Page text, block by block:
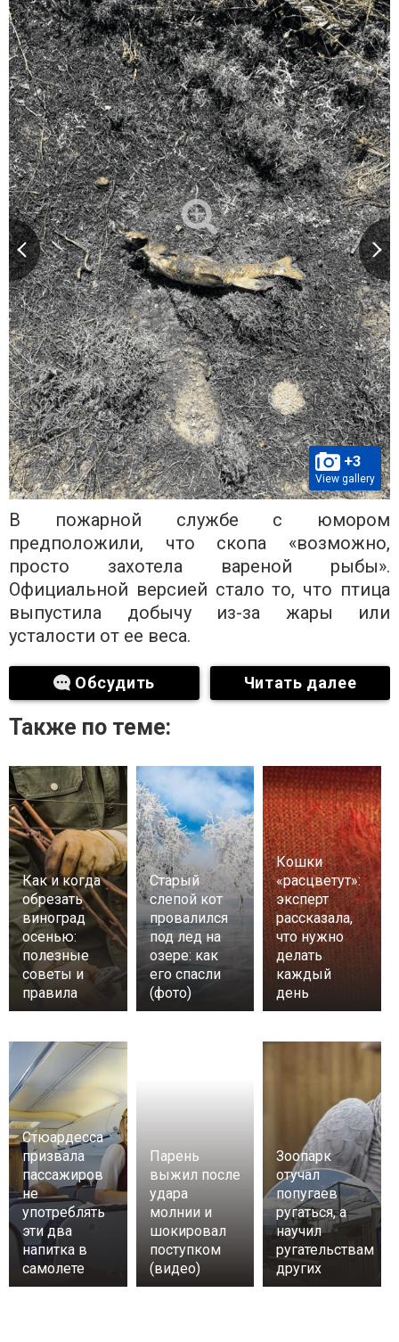
+3
View gallery
В пожарной службе с юмором
предположили, что скопа «возможно,
просто захотела вареной рыбы».
Официальной версией стало то, что птица
выпустила добычу из-за жары или
усталости от ее веса.
Обсудить Читать далее
Также по теме:
Как и когда
обрезать
виноград
осенью:
полезные
советы и
правила
Старый
слепой кот
провалился
под лед на
озере: как
его спасли
(фото)
Кошки
«расцветут»:
эксперт
рассказала,
что нужно
делать
каждый
день
Стюардесса
призвала
пассажиров
не
употреблять
эти два
напитка в
самолете
Парень
выжил после
удара
молнии и
шокировал
поступком
(видео)
Зоопарк
отучал
попугаев
ругаться, а
научил
ругательствам
других